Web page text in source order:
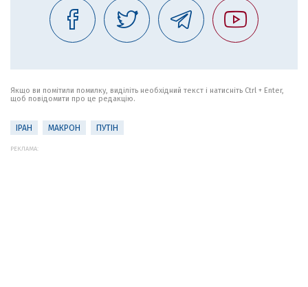
Якщо ви помітили помилку, виділіть необхідний текст і натисніть Ctrl + Enter,
щоб повідомити про це редакцію.
ІРАН МАКРОН ПУТІН
РЕКЛАМА: